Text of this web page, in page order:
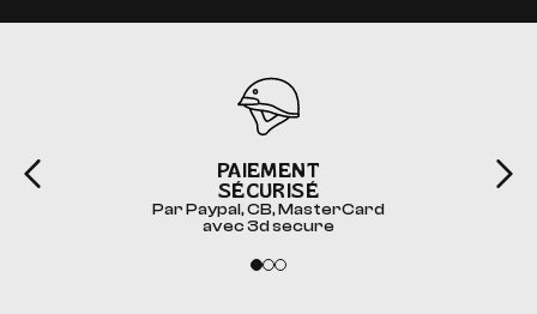
PAIEMENT
SÉCURISÉ
Par Paypal, CB, MasterCard
avec 3d secure